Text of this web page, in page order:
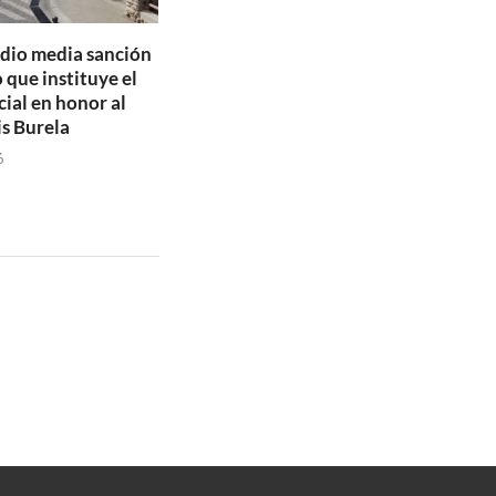
media sanción
que instituye el
en honor al
Burela